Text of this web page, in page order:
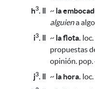
h3. ǁ ~ la
alguiena
i3. ǁ ~ la flota.
propuestas
opinión. pop.
j3. ǁ ~ la hora.